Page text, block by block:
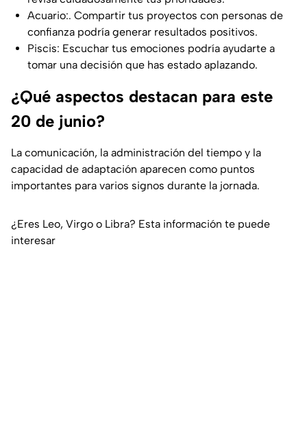
Acuario:. Compartir tus proyectos con personas de
confianza podría generar resultados positivos.
Piscis: Escuchar tus emociones podría ayudarte a
tomar una decisión que has estado aplazando.
¿Qué aspectos destacan para este
20 de junio?
La comunicación, la administración del tiempo y la
capacidad de adaptación aparecen como puntos
importantes para varios signos durante la jornada.
¿Eres Leo, Virgo o Libra? Esta información te puede
interesar